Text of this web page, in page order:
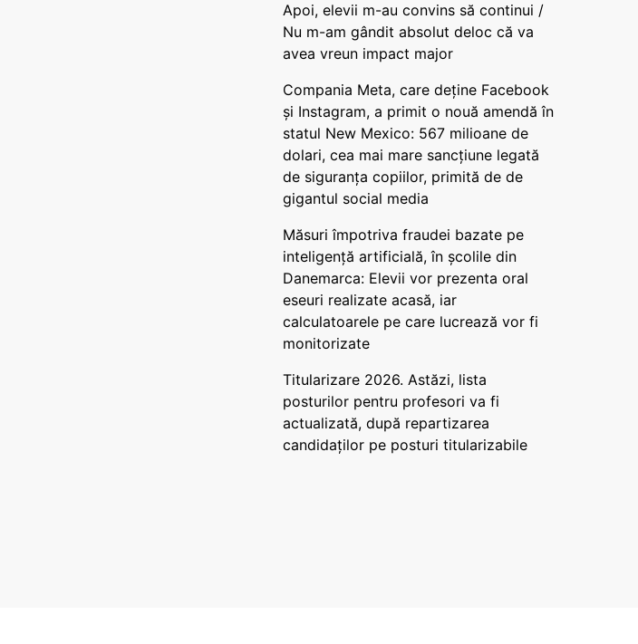
Apoi, elevii m-au convins să continui /
Nu m-am gândit absolut deloc că va
avea vreun impact major
Compania Meta, care deține Facebook
și Instagram, a primit o nouă amendă în
statul New Mexico: 567 milioane de
dolari, cea mai mare sancțiune legată
de siguranța copiilor, primită de de
gigantul social media
Măsuri împotriva fraudei bazate pe
inteligență artificială, în școlile din
Danemarca: Elevii vor prezenta oral
eseuri realizate acasă, iar
calculatoarele pe care lucrează vor fi
monitorizate
Titularizare 2026. Astăzi, lista
posturilor pentru profesori va fi
actualizată, după repartizarea
candidaților pe posturi titularizabile